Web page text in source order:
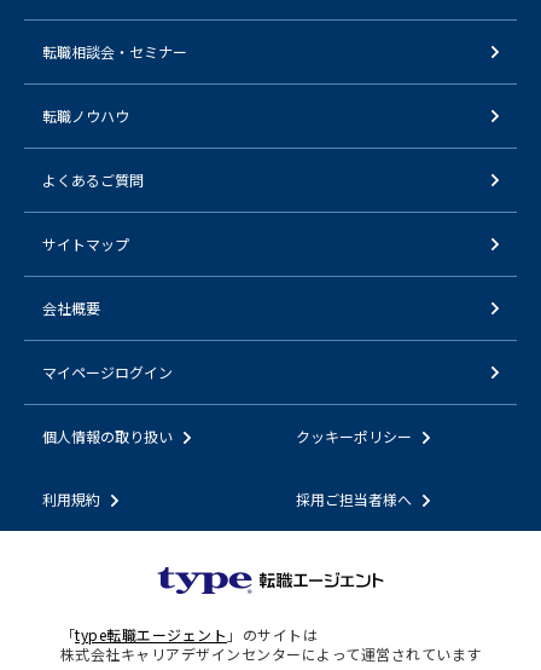
転職相談会・セミナー
転職ノウハウ
よくあるご質問
サイトマップ
会社概要
マイページログイン
個人情報の取り扱い クッキーポリシー
利用規約 採用ご担当者様へ
「type転職エージェント 」のサイトは
株式会社キャリアデザインセンターによって運営されています